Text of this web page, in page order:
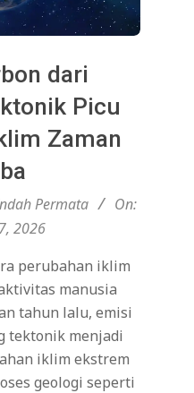
dari
Picu
Zaman
Permata
On:
2026
perubahan iklim
manusia
tahun lalu, emisi
tektonik menjadi
iklim ekstrem
geologi seperti